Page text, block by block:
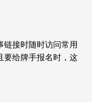
链接时随时访问常用
要给牌手报名时，这